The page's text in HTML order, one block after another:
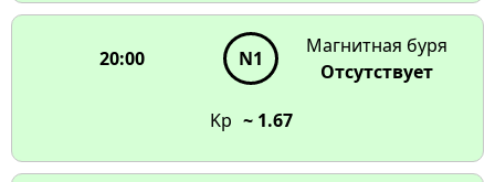
20:00 N1
Магнитная буря
Отсутствует
Kp ~ 1.67